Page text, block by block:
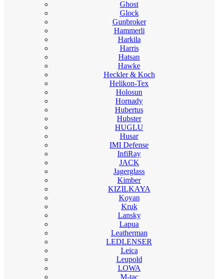
Ghost
Glock
Gunbroker
Hammerli
Harkila
Harris
Hatsan
Hawke
Heckler & Koch
Helikon-Tex
Holosun
Hornady
Hubertus
Hubster
HUGLU
Husar
IMI Defense
InfiRay
JACK
Jagerglass
Kimber
KIZILKAYA
Koyan
Kruk
Lansky
Lapua
Leatherman
LEDLENSER
Leica
Leupold
LOWA
M-tac